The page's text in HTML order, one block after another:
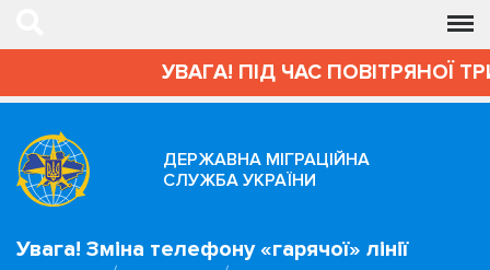
УВАГА! ПІД ЧАС ПОВІТРЯНОЇ
ДЕРЖАВНА МІГРАЦІЙНА
СЛУЖБА УКРАЇНИ
Увага! Зміна телефону «гарячої» лінії